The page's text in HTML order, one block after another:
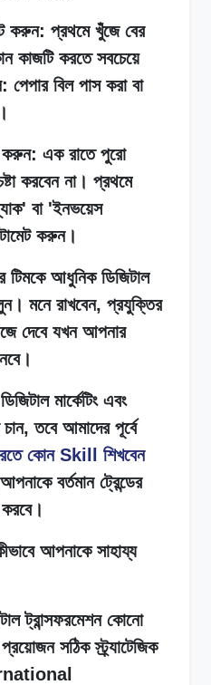
করুন: প্রথমে খুঁজে বের
কাজটি করতে সবচেয়ে
পেপার বিল পাস করা বা
করুন: এক রাতে পুরো
করবেন না। প্রথমে
বা 'ইনভয়েস
করুন।
আধুনিক ডিজিটাল
মনে রাখবেন, প্রযুক্তির
দেবে যখন আপনার
মার্কেটিং এবং
তবে আমাদের পূর্বে
কোন Skill শিখবেন
বর্তমান ট্রেন্ডের
আপনাকে সাহায্য
ট্রান্সফরমেশন কোনো
সঠিক স্ট্র্যাটেজিক